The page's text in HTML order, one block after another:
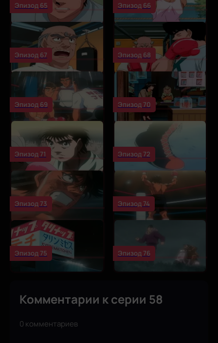
Эпизод 65 Эпизод 66
Эпизод 67 Эпизод 68
Эпизод 69 Эпизод 70
Эпизод 71 Эпизод 72
Эпизод 73 Эпизод 74
Эпизод 75 Эпизод 76
Комментарии к серии 58
0 комментариев